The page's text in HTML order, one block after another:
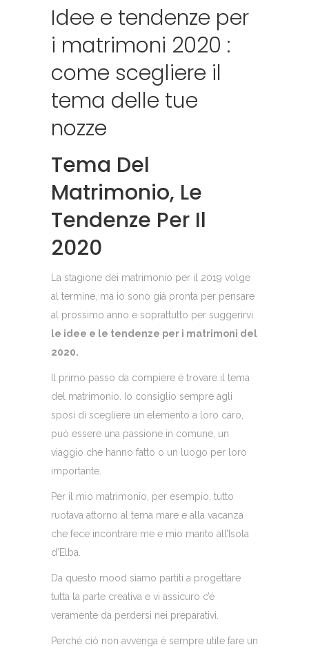
Idee e tendenze per
i matrimoni 2020 :
come scegliere il
tema delle tue
nozze
Tema Del
Matrimonio, Le
Tendenze Per Il
2020
La stagione dei matrimonio per il 2019 volge
al termine, ma io sono già pronta per pensare
al prossimo anno e soprattutto per suggerirvi
le idee e le tendenze per i matrimoni del
2020.
Il primo passo da compiere é trovare il tema
del matrimonio. Io consiglio sempre agli
sposi di scegliere un elemento a loro caro,
può essere una passione in comune, un
viaggio che hanno fatto o un luogo per loro
importante.
Per il mio matrimonio, per esempio, tutto
ruotava attorno al tema mare e alla vacanza
che fece incontrare me e mio marito all’Isola
d’Elba.
Da questo mood siamo partiti a progettare
tutta la parte creativa e vi assicuro c’é
veramente da perdersi nei preparativi.
Perché ciò non avvenga é sempre utile fare un